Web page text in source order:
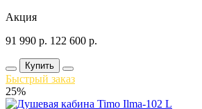
Акция
91 990 р. 122 600 р.
Купить
Быстрый заказ
25%